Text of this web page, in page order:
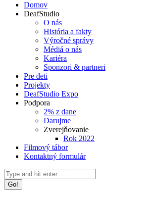
Domov
DeafStudio
O nás
História a fakty
Výročné správy
Médiá o nás
Kariéra
Sponzori & partneri
Pre deti
Projekty
DeafStudio Expo
Podpora
2% z dane
Darujme
Zverejňovanie
Rok 2022
Filmový tábor
Kontaktný formulár
Search: